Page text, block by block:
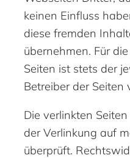
keinen Einfluss
diese fremden
übernehmen. Für
Seiten ist stets der
Betreiber der Seiten
Die verlinkten
der Verlinkung auf
überprüft.